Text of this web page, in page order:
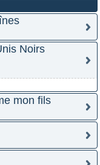
Noirs
mon fils